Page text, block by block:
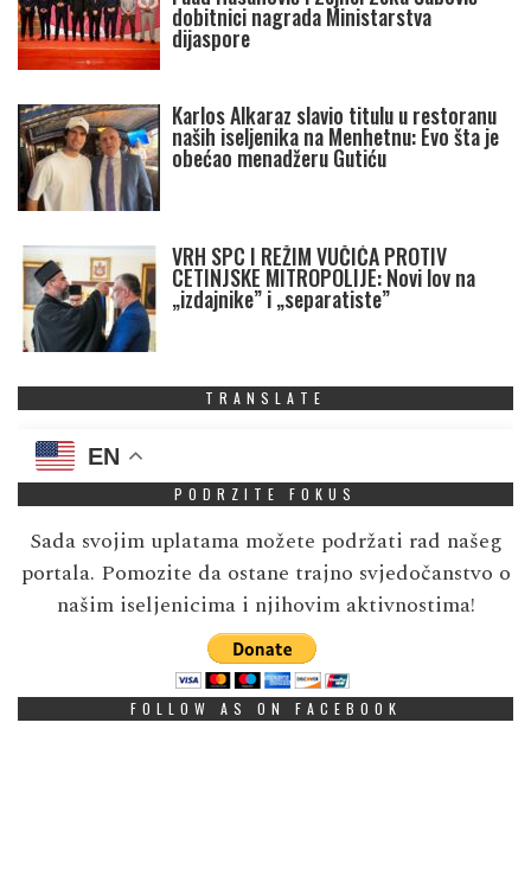
dobitnici nagrada Ministarstva
dijaspore
Karlos Alkaraz slavio titulu u restoranu
naših iseljenika na Menhetnu: Evo šta je
obećao menadžeru Gutiću
VRH SPC I REŽIM VUČIĆA PROTIV
CETINJSKE MITROPOLIJE: Novi lov na
„izdajnike” i „separatiste”
TRANSLATE
EN
PODRZITE FOKUS
Sada svojim uplatama možete podržati rad našeg
portala. Pomozite da ostane trajno svjedočanstvo o
našim iseljenicima i njihovim aktivnostima!
FOLLOW AS ON FACEBOOK